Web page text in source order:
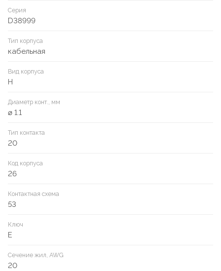
Серия
D38999
Тип корпуса
кабельная
Вид корпуса
H
Диаметр конт., мм
⌀ 1.1
Тип контакта
20
Код корпуса
26
Контактная схема
53
Ключ
E
Сечение жил, AWG
20